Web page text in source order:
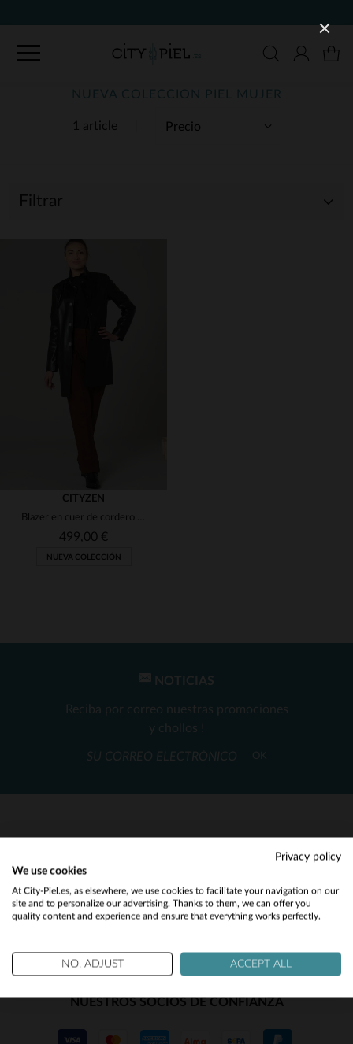
1 article
NUEVA COLECCION PIEL MUJER
Filtrar
(1)
(1)
TALLAS DISPONIBLES
48 60
CITYZEN
Blazer en cuer de cordero negro, corte recto y detalles únicos.
499,00 €
NUEVA COLECCIÓN
NOTICIAS
Reciba por correo nuestras promociones
y chollos !
OK
por correo electronicocontact@city-piel.es
NUESTROS SOCIOS DE CONFIANZA
Would you like to be redirected to our English site?
No
Yes
Privacy policy
We use cookies
At City-Piel.es, as elsewhere, we use cookies to facilitate your navigation on our
site and to personalize our advertising. Thanks to them, we can offer you
quality content and experience and ensure that everything works perfectly.
NO, ADJUST ACCEPT ALL